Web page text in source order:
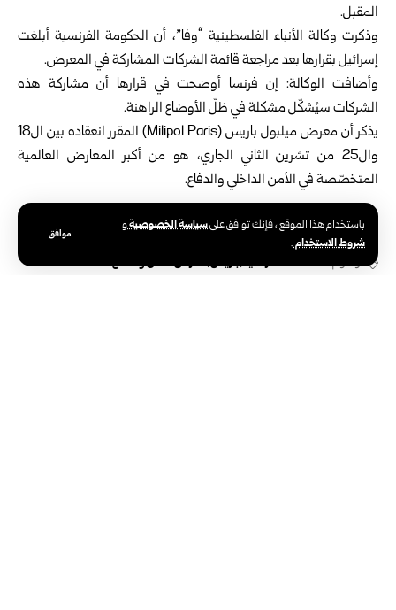
باستخدام هذا الموقع ، فإنك توافق علىسياسة الخصوصيةو
شروط الاستخدام.
موافق
المقبل.
وذكرت وكالة الأنباء الفلسطينية “وفا”، أن الحكومة الفرنسية أبلغت
إسرائيل بقرارها بعد مراجعة قائمة الشركات المشاركة في المعرض.
وأضافت الوكالة: إن فرنسا أوضحت في قرارها أن مشاركة هذه
الشركات سيُشكّل مشكلة في ظلّ الأوضاع الراهنة.
يذكر أن معرض ميلبول باريس (Milipol Paris) المقرر انعقاده بين ال18
وال25 من تشرين الثاني الجاري، هو من أكبر المعارض العالمية
المتخصّصة في الأمن الداخلي والدفاع.
الوسوم:السلطات الفرنسية باريس معرض للأمن والدفاع